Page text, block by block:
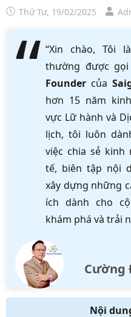
Thứ Tư, 19/02/2025
“Xin chào, Tôi là
thường được
Founder của
hơn 15 năm
vực Lữ hành và
lịch, tôi luôn
việc chia sẻ
tế, biên tập nội
xây dựng những
ích dành cho
khám phá và trải
Cường
Nội